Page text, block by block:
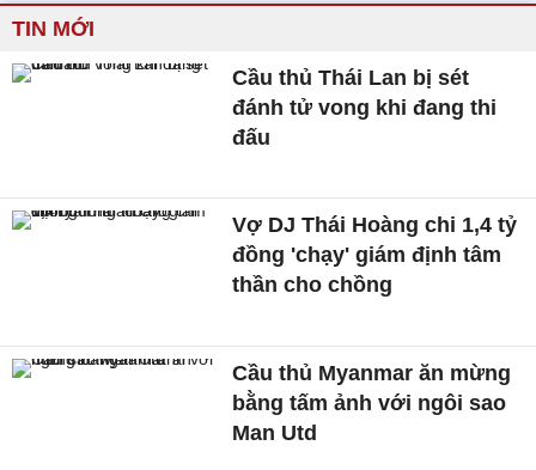
TIN MỚI
Cầu thủ Thái Lan bị sét
đánh tử vong khi đang thi
đấu
Vợ DJ Thái Hoàng chi 1,4 tỷ
đồng 'chạy' giám định tâm
thần cho chồng
Cầu thủ Myanmar ăn mừng
bằng tấm ảnh với ngôi sao
Man Utd